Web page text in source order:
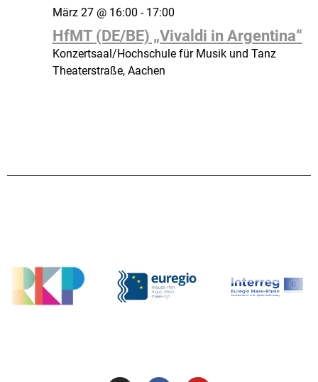
März 27 @ 16:00 - 17:00
HfMT (DE/BE) „Vivaldi in Argentina“
Konzertsaal/Hochschule für Musik und Tanz
Theaterstraße, Aachen